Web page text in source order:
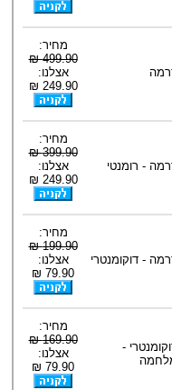
מחיר:
499.90 ₪
אצלנו:
249.90 ₪
- רומנטי
מחיר:
399.90 ₪
אצלנו:
249.90 ₪
- דוקומנטרי
מחיר:
199.90 ₪
אצלנו:
79.90 ₪
-
מחיר:
169.90 ₪
אצלנו:
79.90 ₪